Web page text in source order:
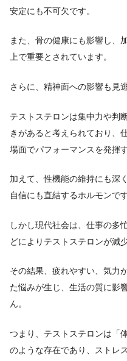
安定にも不可欠です。
また、骨の健康にも影響し、
上で重要とされています。
さらに、精神面への影響も見
テストステロンは集中力や判
きがあると考えられており、
場面でパフォーマンスを発揮
加えて、性機能の維持にも深
自信にも直結するホルモンです
しかし現代社会は、仕事の多
どによりテストステロンが減
その結果、疲れやすい、気力
た悩みが生じ、生活の質に影
ん。
つまり、テストステロンは「
のような存在であり、ストレ